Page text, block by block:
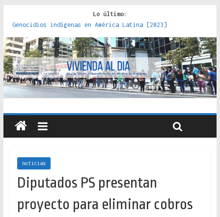
Lo último:
Genocidios indígenas en América Latina [2023]
Estudios sobre la espacialización de los Estados :
políticas, prácticas y representaciones [2022]
Donde el pedernal choca con el acero : hacia una teoría
crítica de las fronteras latinoamericanas [2020]
Criterios técnicos para una vivienda adecuada [2019]
Red de consultorios de la Caja del Seguro Obrero en
Santiago : un patrimonio emblemático [2014]
noticias
Diputados PS presentan
proyecto para eliminar cobros